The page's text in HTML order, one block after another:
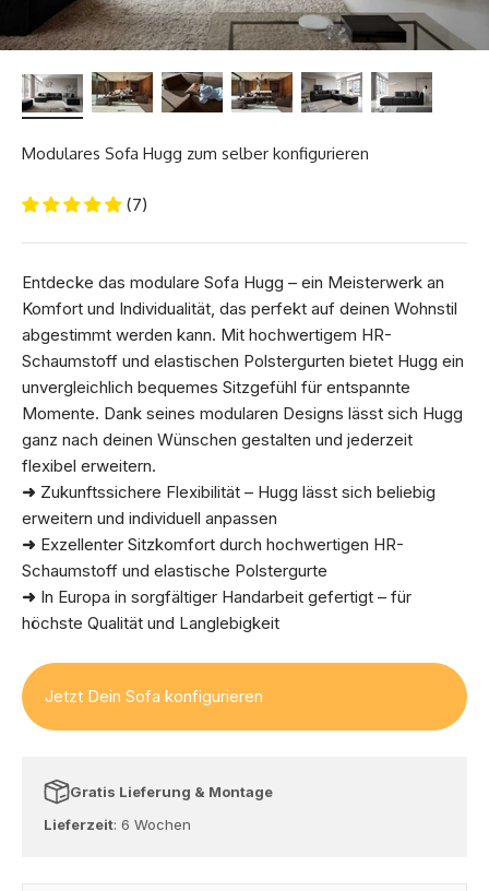
Modulares Sofa Hugg zum selber konfigurieren
(7)
Entdecke das modulare Sofa Hugg – ein Meisterwerk an
Komfort und Individualität, das perfekt auf deinen Wohnstil
abgestimmt werden kann. Mit hochwertigem HR-
Schaumstoff und elastischen Polstergurten bietet Hugg ein
unvergleichlich bequemes Sitzgefühl für entspannte
Momente. Dank seines modularen Designs lässt sich Hugg
ganz nach deinen Wünschen gestalten und jederzeit
flexibel erweitern.
➜ Zukunftssichere Flexibilität – Hugg lässt sich beliebig
erweitern und individuell anpassen
➜ Exzellenter Sitzkomfort durch hochwertigen HR-
Schaumstoff und elastische Polstergurte
➜ In Europa in sorgfältiger Handarbeit gefertigt – für
höchste Qualität und Langlebigkeit
Jetzt Dein Sofa konfigurieren
Gratis Lieferung & Montage
Lieferzeit: 6 Wochen